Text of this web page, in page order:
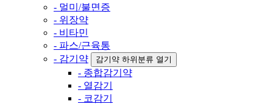
- 멀미/불면증
- 위장약
- 비타민
- 파스/근육통
- 감기약
감기약 하위분류 열기
- 종합감기약
- 열감기
- 코감기